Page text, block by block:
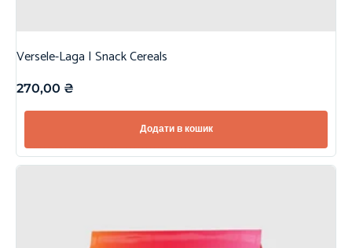
Versele-Laga | Snack Cereals
270,00 ₴
Додати в кошик